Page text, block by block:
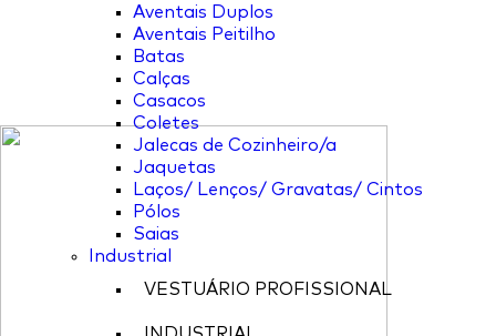
Aventais Duplos
Aventais Peitilho
Batas
Calças
Casacos
Coletes
Jalecas de Cozinheiro/a
Jaquetas
Laços/ Lenços/ Gravatas/ Cintos
Pólos
Saias
Industrial
VESTUÁRIO PROFISSIONAL